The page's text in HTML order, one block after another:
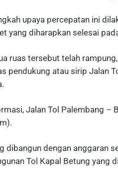
upaya percepatan ini
yang diharapkan selesai
ruas tersebut telah
pendukung atau sirip Jalan
Jalan Tol Palembang –
dibangun dengan anggaran
Tol Kapal Betung yang